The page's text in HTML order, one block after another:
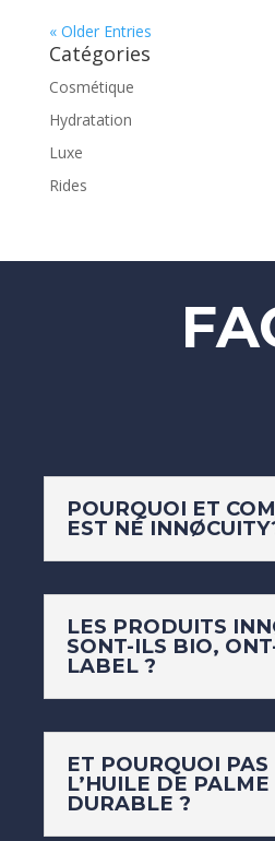
« Older Entries
Catégories
Cosmétique
Hydratation
Luxe
Rides
POURQUOI ET
EST NÉ
LES PRODUITS
SONT-ILS BIO,
LABEL ?
ET POURQUOI PAS
L’HUILE DE PALME
DURABLE ?